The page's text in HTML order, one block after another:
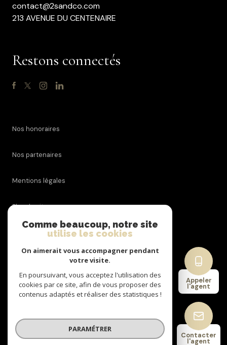
Appeler
l'agent
Contacter
l'agent
contact@2sandco.com
213 AVENUE DU CENTENAIRE
Restons connectés
Nos honoraires
Nos partenaires
Mentions légales
Plan du site
Cookies
© 2026 | Tous droits réservés
Comme beaucoup, notre site
utilise les cookies
On aimerait vous accompagner pendant
votre visite.
En poursuivant, vous acceptez l'utilisation des
cookies par ce site, afin de vous proposer des
contenus adaptés et réaliser des statistiques !
PARAMÉTRER